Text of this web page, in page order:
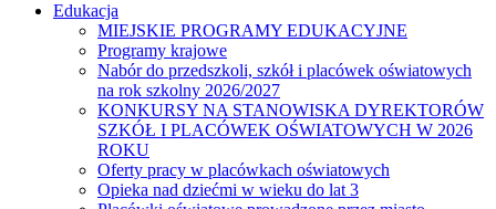
Edukacja
MIEJSKIE PROGRAMY EDUKACYJNE
Programy krajowe
Nabór do przedszkoli, szkół i placówek oświatowych
na rok szkolny 2026/2027
KONKURSY NA STANOWISKA DYREKTORÓW
SZKÓŁ I PLACÓWEK OŚWIATOWYCH W 2026
ROKU
Oferty pracy w placówkach oświatowych
Opieka nad dziećmi w wieku do lat 3